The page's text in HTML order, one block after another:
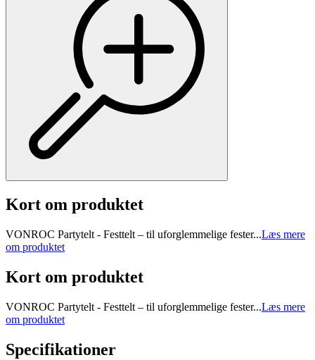
Kort om produktet
VONROC Partytelt - Festtelt – til uforglemmelige fester...Læs mere
om produktet
Kort om produktet
VONROC Partytelt - Festtelt – til uforglemmelige fester...Læs mere
om produktet
Specifikationer